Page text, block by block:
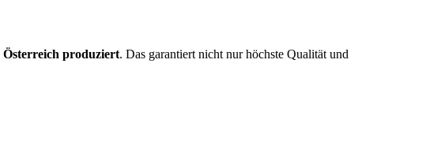
Österreich produziert. Das garantiert nicht nur höchste Qualität und